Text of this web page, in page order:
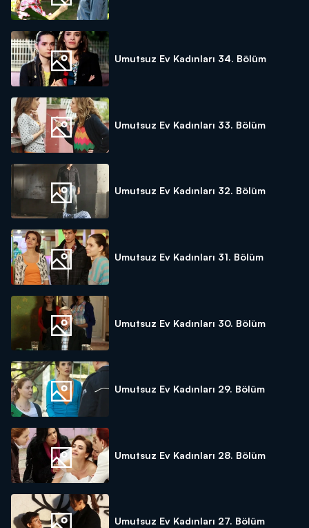
Umutsuz Ev Kadınları 34. Bölüm
Umutsuz Ev Kadınları 33. Bölüm
Umutsuz Ev Kadınları 32. Bölüm
Umutsuz Ev Kadınları 31. Bölüm
Umutsuz Ev Kadınları 30. Bölüm
Umutsuz Ev Kadınları 29. Bölüm
Umutsuz Ev Kadınları 28. Bölüm
Umutsuz Ev Kadınları 27. Bölüm